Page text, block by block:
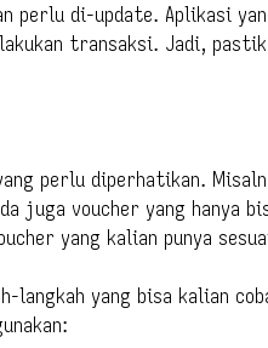
perlu di-update. Aplikasi
transaksi. Jadi,
perlu diperhatikan.
juga voucher yang hanya
yang kalian punya
yang bisa kalian